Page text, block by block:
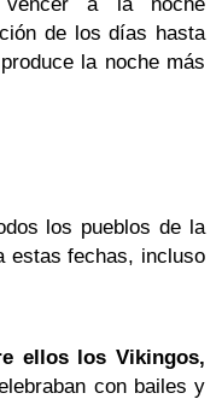
de los días hasta
la noche más
los pueblos de la
estas fechas, incluso
ellos los Vikingos,
con bailes y